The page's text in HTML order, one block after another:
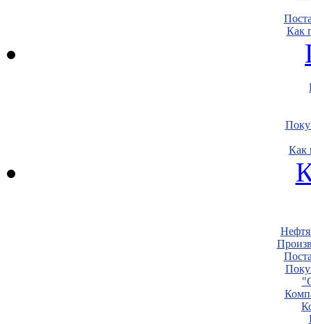
Как
Как